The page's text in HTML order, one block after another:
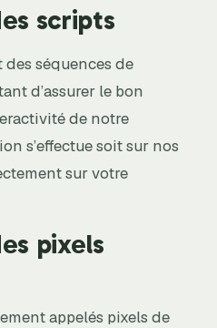
scripts
des séquences de
d’assurer le bon
de notre
s’effectue soit sur nos
sur votre
pixels
appelés pixels de